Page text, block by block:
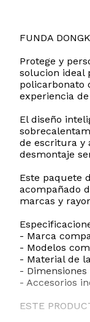
FUNDA
Protege y
solucion ideal
policarbonato
experiencia
El diseño
de escritura y
desmontaje
Este paquete
acompañado
marcas y
- Marca
- Modelos
- Material de
- Dimensiones
- Accesorios
ESTE